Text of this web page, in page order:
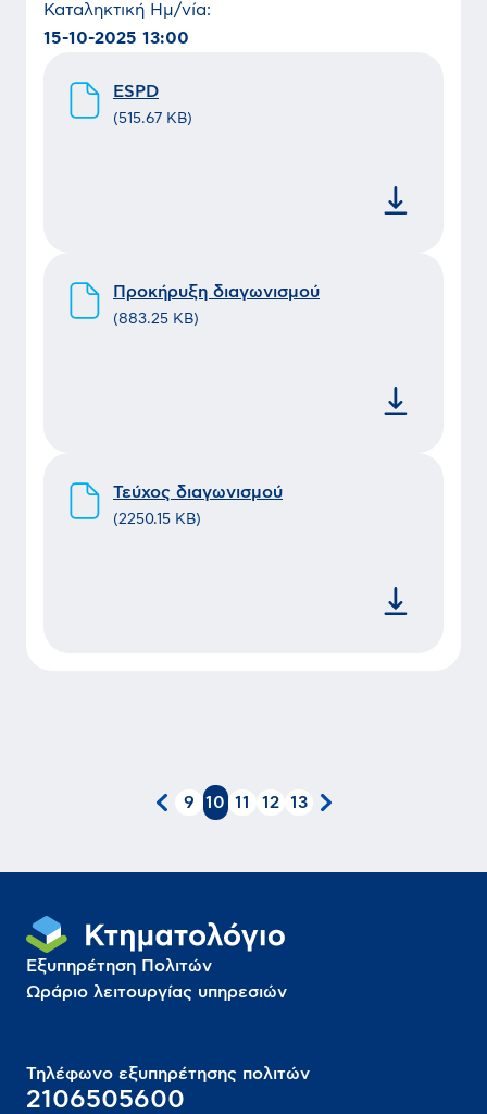
Καταληκτική Ημ/νία:
15-10-2025 13:00
ESPD
(515.67 KB)
Προκήρυξη διαγωνισμού
(883.25 KB)
Τεύχος διαγωνισμού
(2250.15 KB)
9 10 11 12 13
Εξυπηρέτηση Πολιτών
Ωράριο λειτουργίας υπηρεσιών
Τηλέφωνο εξυπηρέτησης πολιτών
2106505600